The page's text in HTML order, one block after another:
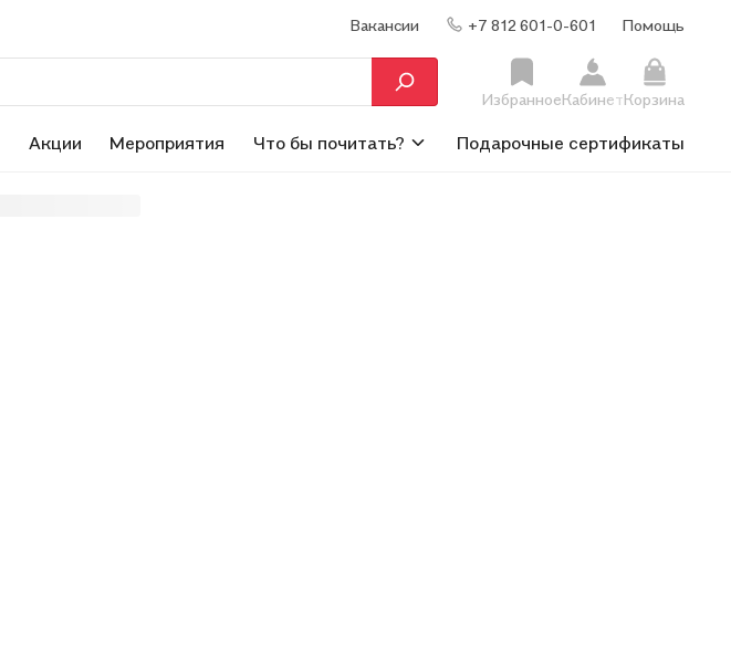
Вакансии +7 812 601-0-601 Помощь
ИзбранноеКабинетКорзина
Акции Мероприятия Что бы почитать? Подарочные сертификаты